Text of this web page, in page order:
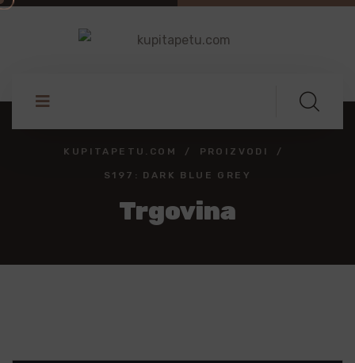
KUPITAPETU.COM PROIZVODI
S197: DARK BLUE GREY
Trgovina